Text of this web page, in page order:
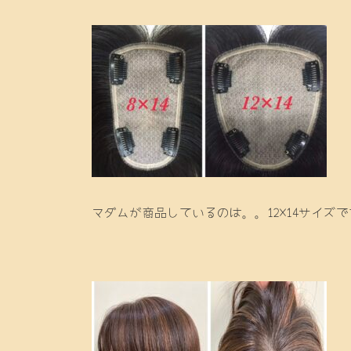
マダムが商品しているのは。。12×14サイズ